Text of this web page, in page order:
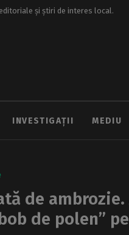
și știri de interes local.
INVESTIGAȚII MEDIU
de
de polen”